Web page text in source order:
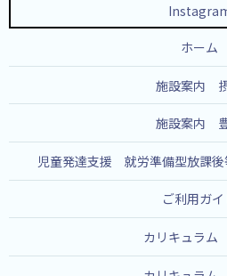
ホーム
施設案内
施設案内
児童発達支援 就労準備型放課後
ご利用ガイ
カリキュラ